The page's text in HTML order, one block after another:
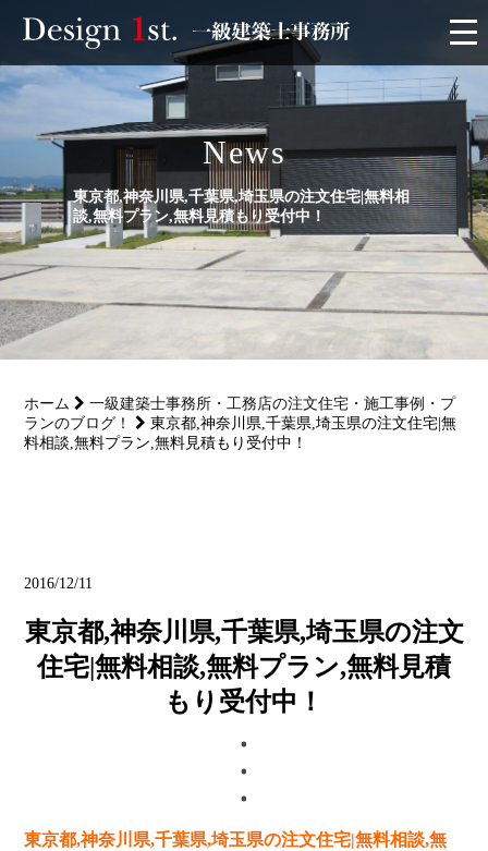
モニター
施工実績・施工事例
リフォーム
サービス
News
東京都,神奈川県,千葉県,埼玉県の注文住宅|無料相
談,無料プラン,無料見積もり受付中！
ホーム
一級建築士事務所・工務店の注文住宅・施工事例・プ
ランのブログ！
東京都,神奈川県,千葉県,埼玉県の注文住宅|無
料相談,無料プラン,無料見積もり受付中！
2016/12/11
東京都,神奈川県,千葉県,埼玉県の注文
住宅|無料相談,無料プラン,無料見積
もり受付中！
東京都,神奈川県,千葉県,埼玉県の注文住宅|無料相談,無